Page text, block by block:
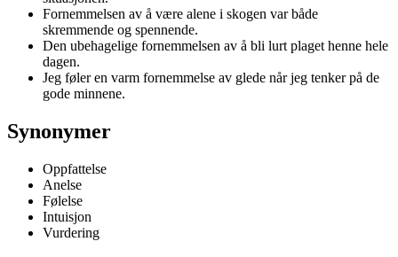
Fornemmelsen av å være alene i skogen var både
skremmende og spennende.
Den ubehagelige fornemmelsen av å bli lurt plaget henne hele
dagen.
Jeg føler en varm fornemmelse av glede når jeg tenker på de
gode minnene.
Synonymer
Oppfattelse
Anelse
Følelse
Intuisjon
Vurdering